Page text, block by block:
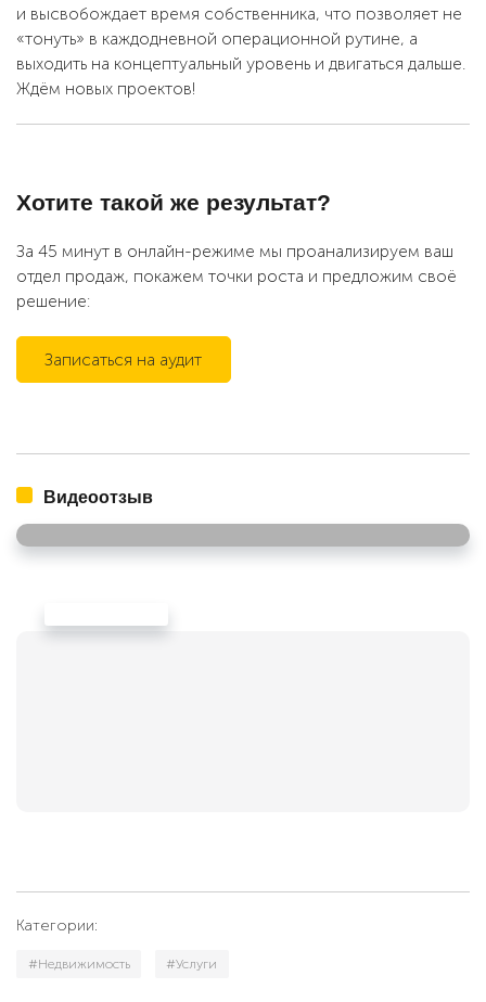
и высвобождает время собственника, что позволяет не
«тонуть» в каждодневной операционной рутине, а
выходить на концептуальный уровень и двигаться дальше.
Ждём новых проектов!
Хотите такой же результат?
За 45 минут в онлайн-режиме мы проанализируем ваш
отдел продаж, покажем точки роста и предложим своё
решение:
Записаться на аудит
Видеоотзыв
Категории:
#Недвижимость #Услуги